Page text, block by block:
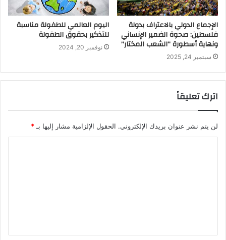
الإجماع الدولي بالاعتراف بدولة
فلسطين: صحوة الضمير الإنساني
ونهاية أسطورة “الشعب المختار”
سبتمبر 24, 2025
اليوم العالمي للطفولة مناسبة
للتذكير بحقوق الطفولة
نوفمبر 20, 2024
اترك تعليقاً
لن يتم نشر عنوان بريدك الإلكتروني. الحقول الإلزامية مشار إليها بـ *